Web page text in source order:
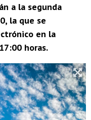
a la segunda
la que se
en la
horas.